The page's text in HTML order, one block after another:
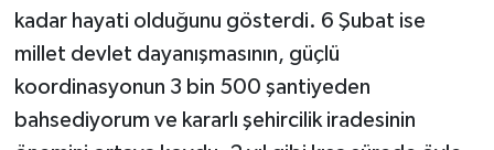
kadar hayati olduğunu gösterdi. 6 Şubat ise
millet devlet dayanışmasının, güçlü
koordinasyonun 3 bin 500 şantiyeden
bahsediyorum ve kararlı şehircilik iradesinin